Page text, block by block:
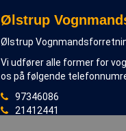
Ølstrup
Ølstrup
Vi udfører alle former for
os på følgende
97346086
21412441